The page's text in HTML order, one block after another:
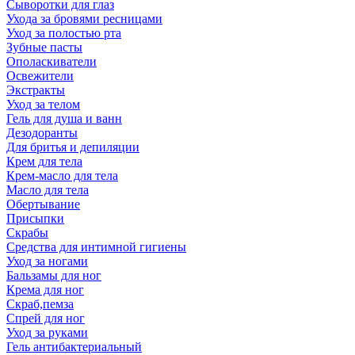
Сыворотки для глаз
Ухода за бровями ресницами
Уход за полостью рта
Зубные пасты
Ополаскиватели
Освежители
Экстракты
Уход за телом
Гель для душа и ванн
Дезодоранты
Для бритья и депиляции
Крем для тела
Крем-масло для тела
Масло для тела
Обертывание
Присыпки
Скрабы
Средства для интимной гигиены
Уход за ногами
Бальзамы для ног
Крема для ног
Скраб,пемза
Спрей для ног
Уход за руками
Гель антибактериальный